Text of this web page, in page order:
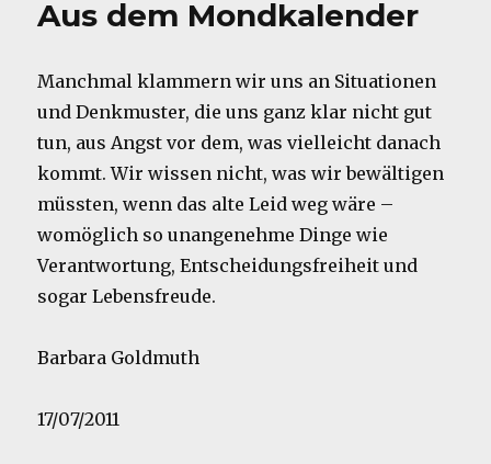
Aus dem Mondkalender
Manchmal klammern wir uns an Situationen
und Denkmuster, die uns ganz klar nicht gut
tun, aus Angst vor dem, was vielleicht danach
kommt. Wir wissen nicht, was wir bewältigen
müssten, wenn das alte Leid weg wäre –
womöglich so unangenehme Dinge wie
Verantwortung, Entscheidungsfreiheit und
sogar Lebensfreude.
Barbara Goldmuth
17/07/2011